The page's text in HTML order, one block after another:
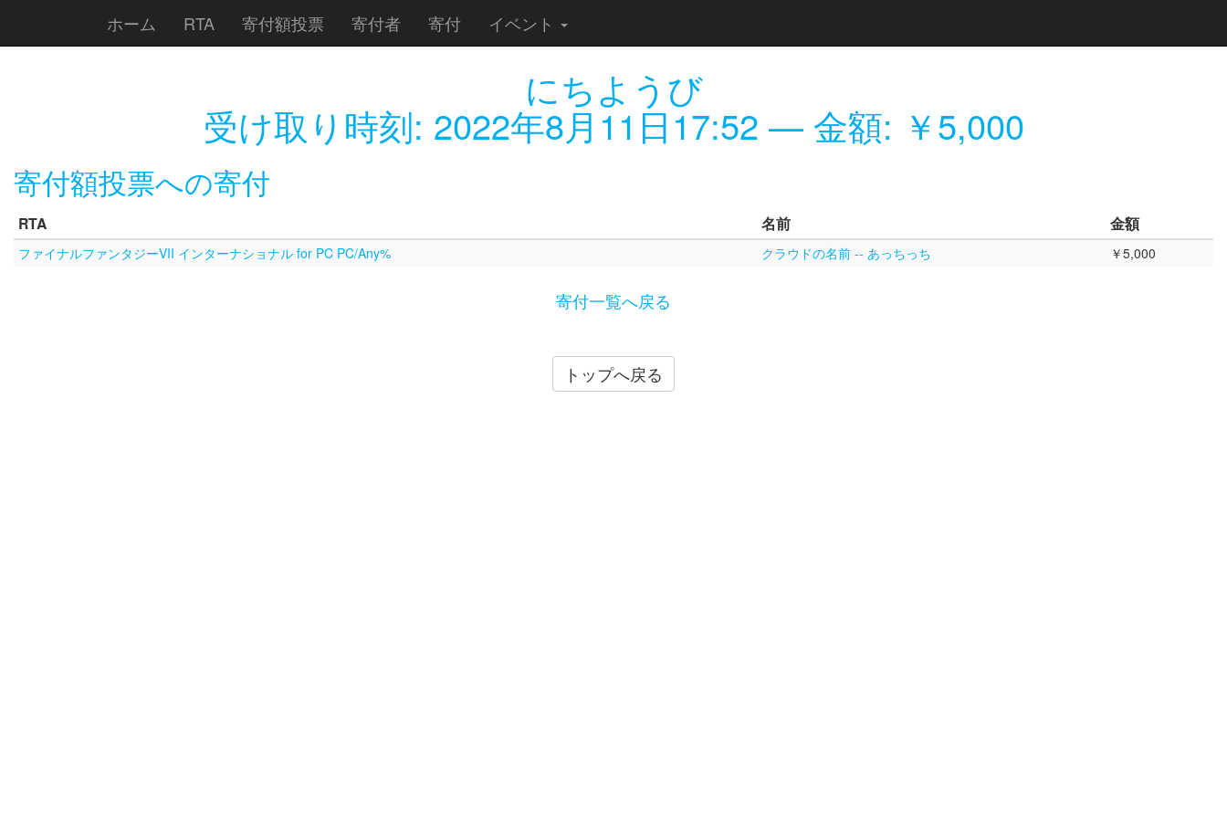
ホーム RTA 寄付額投票 寄付者 寄付 イベント
にちようび
受け取り時刻: 2022年8月11日17:52 — 金額: ￥5,000
寄付額投票への寄付
RTA 名前 金額
ファイナルファンタジーVII インターナショナル for PC PC/Any% クラウドの名前 -- あっちっち ￥5,000
寄付一覧へ戻る
トップへ戻る